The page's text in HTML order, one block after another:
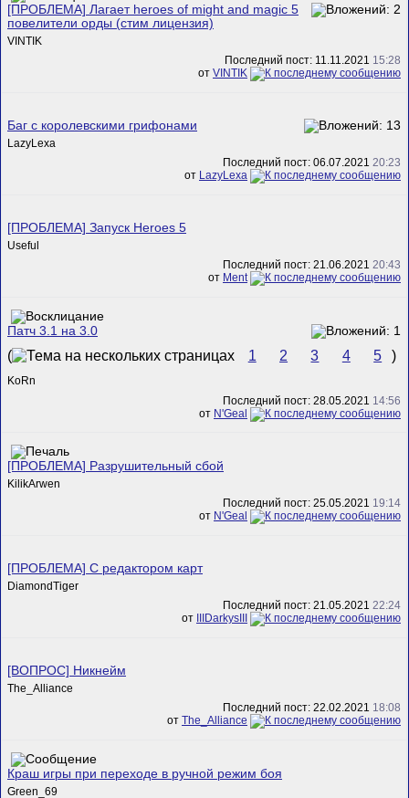
[ПРОБЛЕМА] Лагает heroes of might and magic 5
повелители орды (стим лицензия)
VINTIK
Последний пост: 11.11.2021 15:28
от VINTIK
Баг с королевскими грифонами
LazyLexa
Последний пост: 06.07.2021 20:23
от LazyLexa
[ПРОБЛЕМА] Запуск Heroes 5
Useful
Последний пост: 21.06.2021 20:43
от Ment
Патч 3.1 на 3.0
( 1 2 3 4 5 )
KoRn
Последний пост: 28.05.2021 14:56
от N'Geal
[ПРОБЛЕМА] Разрушительный сбой
KilikArwen
Последний пост: 25.05.2021 19:14
от N'Geal
[ПРОБЛЕМА] C редактором карт
DiamondTiger
Последний пост: 21.05.2021 22:24
от
IIIDarkysIII
[ВОПРОС] Никнейм
The_Alliance
Последний пост: 22.02.2021 18:08
от The_Alliance
Краш игры при переходе в ручной режим боя
Green_69